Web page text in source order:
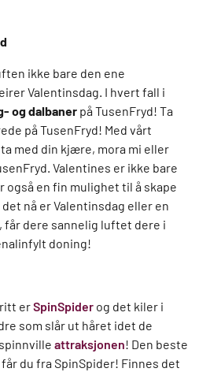
ikke bare den ene
Valentinsdag. I hvert fall i
og dalbaner på TusenFryd! Ta
på TusenFryd! Med vårt
med din kjære, mora mi eller
Valentines er ikke bare
en fin mulighet til å skape
det nå er Valentinsdag eller en
får dere sannelig luftet dere i
doning!
erSpinSpider og det kiler i
som slår ut håret idet de
attraksjonen! Den beste
du fra SpinSpider! Finnes det